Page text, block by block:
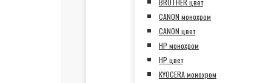
BROTHER цвет
CANON монохром
CANON цвет
HP монохром
HP цвет
KYOCERA монохром